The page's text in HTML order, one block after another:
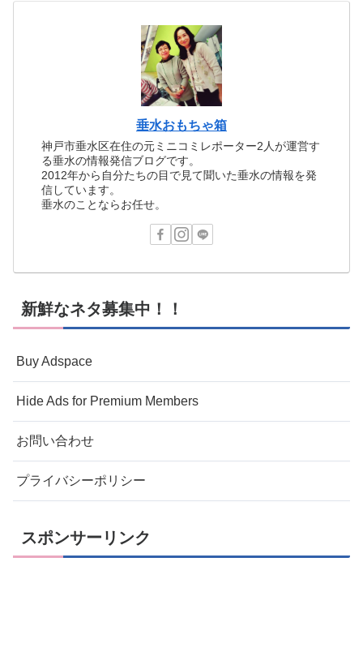
垂水おもちゃ箱
神戸市垂水区在住の元ミニコミレポーター2人が運営す
る垂水の情報発信ブログです。
2012年から自分たちの目で見て聞いた垂水の情報を発
信しています。
垂水のことならお任せ。
新鮮なネタ募集中！！
Buy Adspace
Hide Ads for Premium Members
お問い合わせ
プライバシーポリシー
スポンサーリンク